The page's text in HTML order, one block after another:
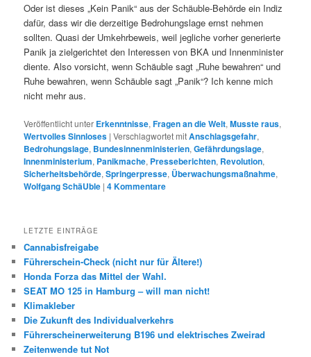
Oder ist dieses „Kein Panik“ aus der Schäuble-Behörde ein Indiz
dafür, dass wir die derzeitige Bedrohungslage ernst nehmen
sollten. Quasi der Umkehrbeweis, weil jegliche vorher generierte
Panik ja zielgerichtet den Interessen von BKA und Innenminister
diente. Also vorsicht, wenn Schäuble sagt „Ruhe bewahren“ und
Ruhe bewahren, wenn Schäuble sagt „Panik“? Ich kenne mich
nicht mehr aus.
Veröffentlicht unter Erkenntnisse,Fragen an die Welt,Musste raus,
Wertvolles Sinnloses |Verschlagwortet mitAnschlagsgefahr,
Bedrohungslage, Bundesinnenministerien,Gefährdungslage,
Innenministerium, Panikmache, Presseberichten, Revolution,
Sicherheitsbehörde,Springerpresse, Überwachungsmaßnahme,
Wolfgang SchäUble |4Kommentare
LETZTE EINTRÄGE
Cannabisfreigabe
Führerschein-Check (nicht nur für Ältere!)
Honda Forza das Mittel der Wahl.
SEAT MO 125 in Hamburg – will man nicht!
Klimakleber
Die Zukunft des Individualverkehrs
Führerscheinerweiterung B196 und elektrisches Zweirad
Zeitenwende tut Not